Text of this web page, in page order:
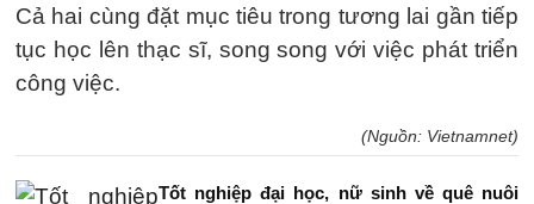
Cả hai cùng đặt mục tiêu trong tương lai gần tiếp
tục học lên thạc sĩ, song song với việc phát triển
công việc.
(Nguồn: Vietnamnet)
Tốt nghiệp đại học, nữ sinh về quê nuôi